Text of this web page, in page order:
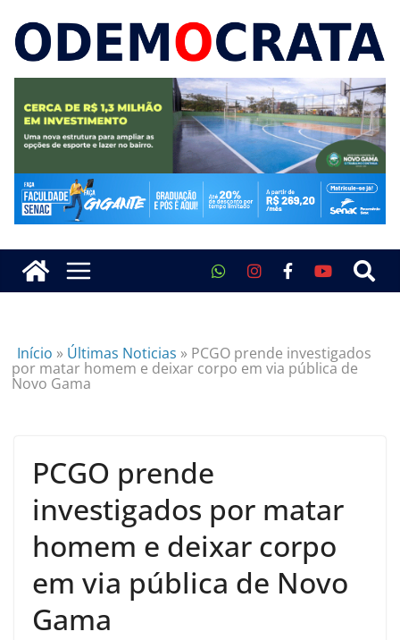
Início » Últimas Noticias » PCGO prende investigados
por matar homem e deixar corpo em via pública de
Novo Gama
PCGO prende
investigados por matar
homem e deixar corpo
em via pública de Novo
Gama